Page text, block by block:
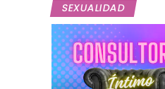
SEXUALIDAD